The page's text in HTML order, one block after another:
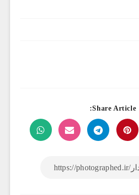
Share Article: